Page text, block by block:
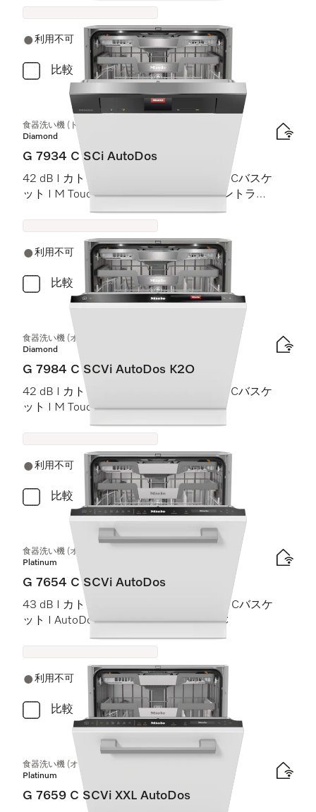
利用不可
比較
食器洗い機 (ドア材取付専用タイプ)
Diamond
G 7934 C SCi AutoDos
42 dB I カトラリートレイ I MaxiComfort Cバスケ
ット I M Touch I BrilliantLight (ブリリアントライ
利用不可
比較
食器洗い機 (オールドア材取付専用タイプ)
Diamond
G 7984 C SCVi AutoDos K2O
42 dB I カトラリートレイ I MaxiComfort Cバスケ
ット I M Touch I Knock2Open
利用不可
比較
食器洗い機 (オールドア材取付専用タイプ)
Platinum
G 7654 C SCVi AutoDos
43 dB I カトラリートレイ I ExtraComfort Cバスケ
ット I AutoDos I 高温洗浄・すすぎ 75 °C
利用不可
比較
食器洗い機 (オールドア材取付専用タイプ) XXL
Platinum
G 7659 C SCVi XXL AutoDos